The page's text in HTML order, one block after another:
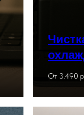
От 3.490